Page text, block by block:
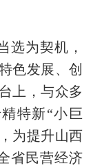
选为契机，
色发展、创
上，与众多
特新“小巨
为提升山西
省民营经济